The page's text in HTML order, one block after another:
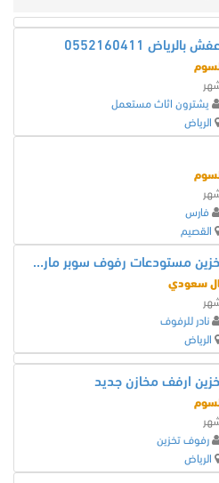
0552160411
يشترون اثاث مستعمل
الرياض
فارس
القصيم
رفوف تخزين مستودعات رفوف سوبر ماركت رفوف صيدليات
نادر للرفوف
الرياض
ارفف مخازن جديد
رفوف تخزين
الرياض